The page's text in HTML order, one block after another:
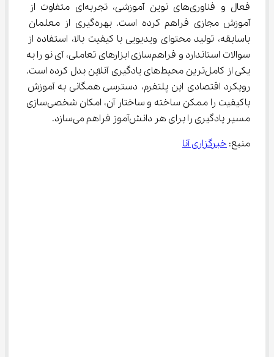
فعال و فناوری‌های نوین آموزشی، تجربه‌ای متفاوت از
آموزش مجازی فراهم کرده است. بهره‌گیری از معلمان
باسابقه، تولید محتوای ویدیویی با کیفیت بالا، استفاده از
سوالات استاندارد و فراهم‌سازی ابزارهای تعاملی، آی نو را به
یکی از کامل‌ترین محیط‌های یادگیری آنلاین بدل کرده است.
رویکرد اقتصادی این پلتفرم، دسترسی همگانی به آموزش
باکیفیت را ممکن ساخته و ساختار آن، امکان شخصی‌سازی
مسیر یادگیری را برای هر دانش‌آموز فراهم می‌سازد.
منبع: خبرگزاری آنا